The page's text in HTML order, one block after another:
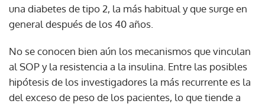
una diabetes de tipo 2, la más habitual y que surge en
general después de los 40 años.
No se conocen bien aún los mecanismos que vinculan
al SOP y la resistencia a la insulina. Entre las posibles
hipótesis de los investigadores la más recurrente es la
del exceso de peso de los pacientes, lo que tiende a